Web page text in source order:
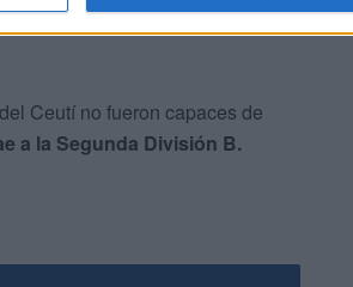
Ceutí no fueron capaces de
a la Segunda División B.